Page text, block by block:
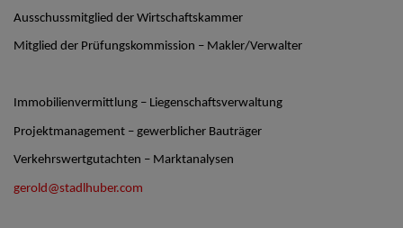
Ausschussmitglied der Wirtschaftskammer
Mitglied der Prüfungskommission – Makler/Verwalter
Immobilienvermittlung – Liegenschaftsverwaltung
Projektmanagement – gewerblicher Bauträger
Verkehrswertgutachten – Marktanalysen
gerold@stadlhuber.com